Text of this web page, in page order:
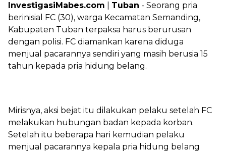
‎InvestigasiMabes.com Tuban - Seorang pria
berinisial FC (30), warga Kecamatan Semanding,
Kabupaten Tuban terpaksa harus berurusan
dengan polisi. FC diamankan karena diduga
menjual pacarannya sendiri yang masih berusia 15
tahun kepada pria hidung belang.
‎Mirisnya, aksi bejat itu dilakukan pelaku setelah FC
melakukan hubungan badan kepada korban.
Setelah itu beberapa hari kemudian pelaku
menjual pacarannya kepala pria hidung belang